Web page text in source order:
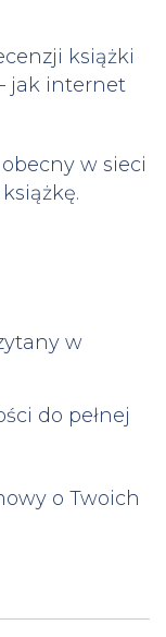
książki
jak internet
w sieci
w
do pełnej
o Twoich